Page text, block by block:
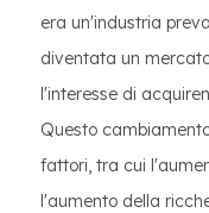
era un'industria
diventata un
l'interesse di
Questo
fattori, tra cui
l'aumento della